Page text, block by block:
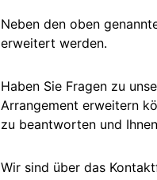
Neben den oben
erweitert werden.
Haben Sie Fragen zu
Arrangement erweitern
zu beantworten und
Wir sind über das